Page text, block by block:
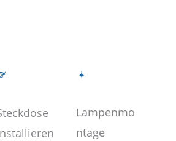
Lampenmo
ntage